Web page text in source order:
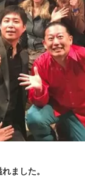
ました。